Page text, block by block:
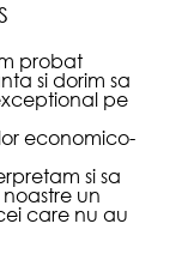
probat
si dorim sa
pe
economico-
si sa
un
care nu au